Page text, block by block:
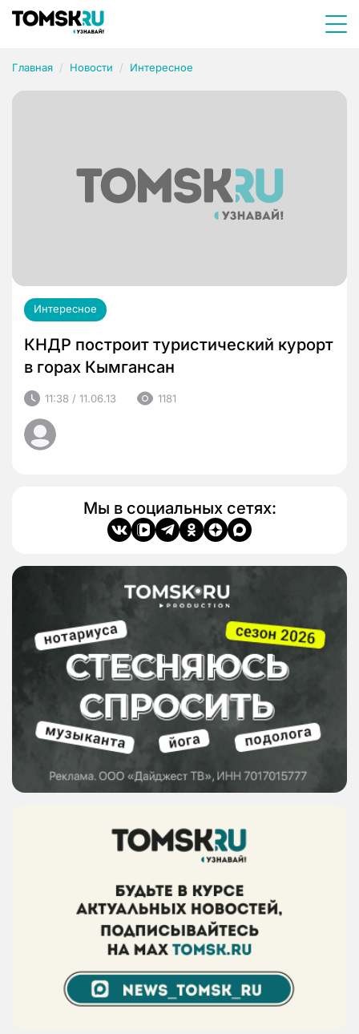
Главная Новости Интересное
Интересное
КНДР построит туристический курорт
в горах Кымгансан
11:38 / 11.06.13 1181
Мы в социальных сетях: